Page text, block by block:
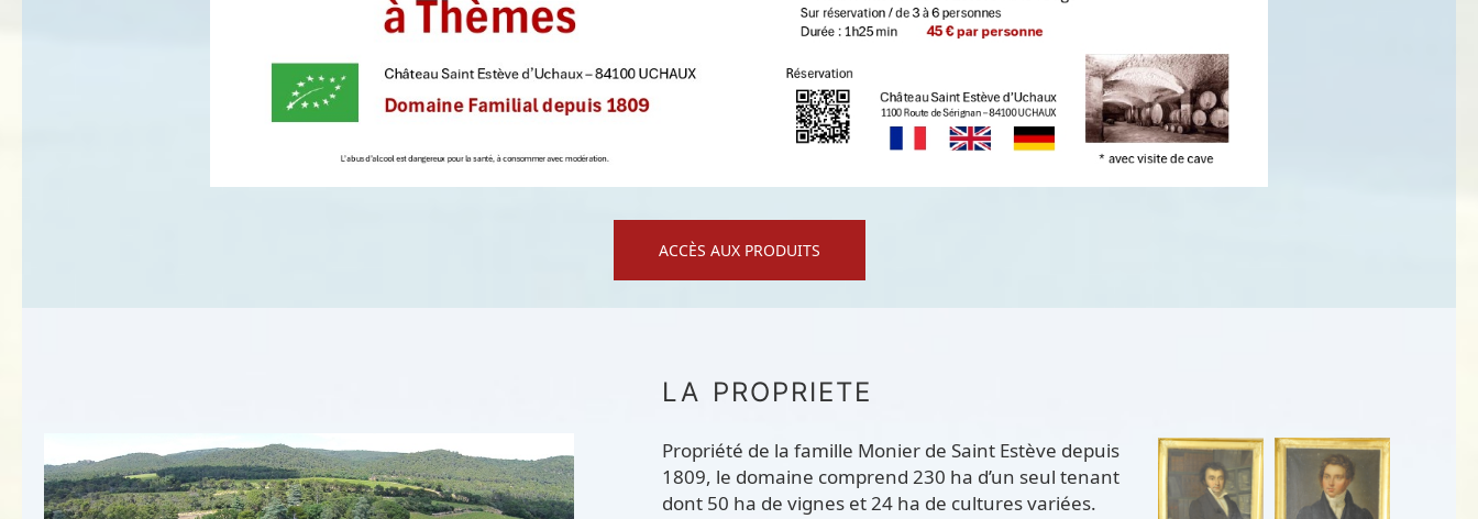
ACCÈS AUX PRODUITS
LA PROPRIETE
Propriété de la famille Monier de Saint Estève depuis
1809, le domaine comprend 230 ha d’un seul tenant
dont 50 ha de vignes et 24 ha de cultures variées.